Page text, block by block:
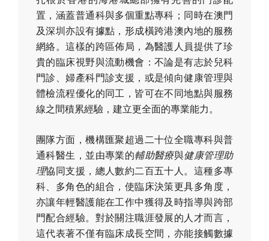
置，涵蓋普通科與多個重點專科；同時在澳門
及深圳亦設有據點，形成橫跨港澳內地的服務
網絡。這樣的跨區佈局，為醫護人員提供了珍
貴的臨床視野與流動機會：不論是有志於兒科
門診、婦產科門診支援，或是傾向健康管理與
體檢流程優化的同工，皆可在不同地點與服務
線之間積累經驗，建立更全面的專業能力。
團隊方面，機構匯聚超過二十位全職專科與普
通科醫生，並由專業的輔助醫療與健康管理助
理協同支援，總人數約二百五十人。這種多專
科、多角色的組合，使臨床決策更具多角度，
亦讓年輕醫護能在工作中獲得及時指導與跨部
門配合經驗。對於關注職涯發展的人才而言，
這代表著不僅有臨床成長空間，亦能接觸數據